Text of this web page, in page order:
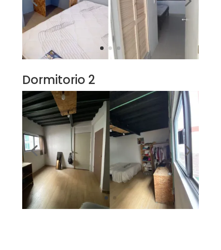
Dormitorio 2